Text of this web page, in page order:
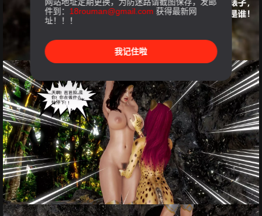
件到： 18rouman@gmail.com 获得最新网
址！！！
我记住啦